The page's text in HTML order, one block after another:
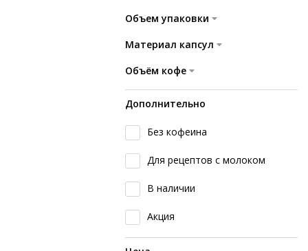
Объем упаковки
Материал капсул
Объём кофе
Дополнительно
Без кофеина
Для рецептов с молоком
В наличии
Акция